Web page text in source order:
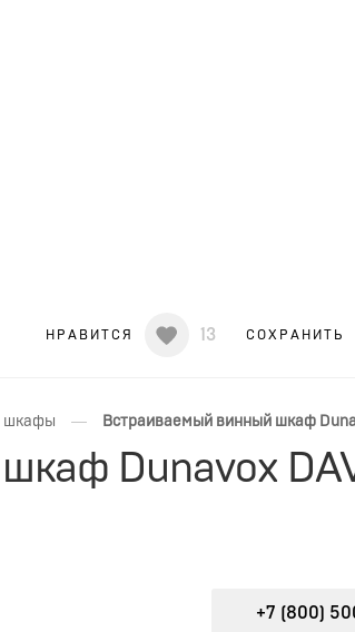
СОХРАНИТЬ
13
НРАВИТСЯ
шкафы — Встраиваемый винный шкаф
Dunavox
+7 (800)